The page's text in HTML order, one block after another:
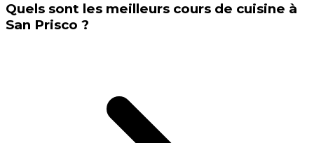
Quels sont les meilleurs cours de cuisine à
San Prisco ?